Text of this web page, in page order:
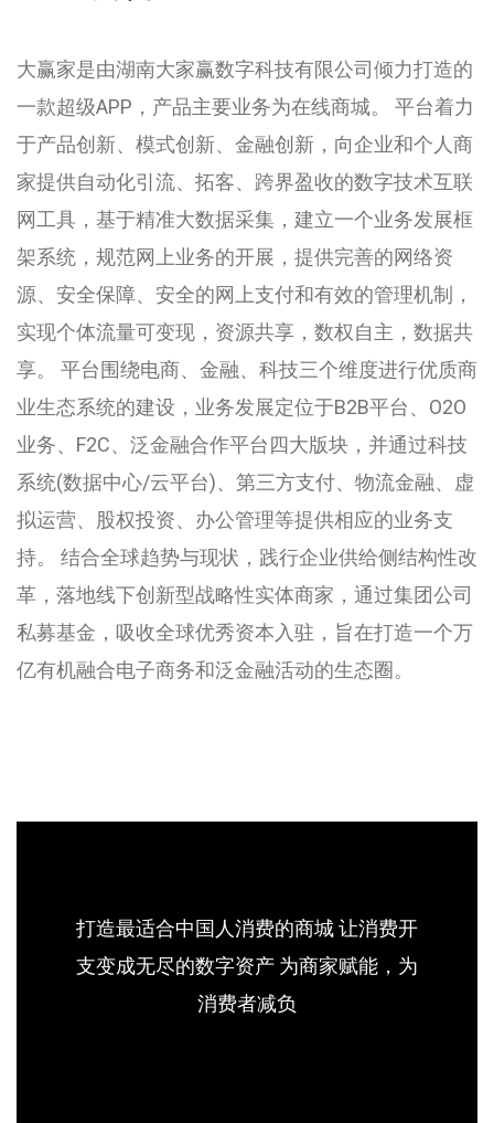
大赢家是由湖南大家赢数字科技有限公司倾力打造的
一款超级APP，产品主要业务为在线商城。 平台着力
于产品创新、模式创新、金融创新，向企业和个人商
家提供自动化引流、拓客、跨界盈收的数字技术互联
网工具，基于精准大数据采集，建立一个业务发展框
架系统，规范网上业务的开展，提供完善的网络资
源、安全保障、安全的网上支付和有效的管理机制，
实现个体流量可变现，资源共享，数权自主，数据共
享。 平台围绕电商、金融、科技三个维度进行优质商
业生态系统的建设，业务发展定位于B2B平台、O2O
业务、F2C、泛金融合作平台四大版块，并通过科技
系统(数据中心/云平台)、第三方支付、物流金融、虚
拟运营、股权投资、办公管理等提供相应的业务支
持。 结合全球趋势与现状，践行企业供给侧结构性改
革，落地线下创新型战略性实体商家，通过集团公司
私募基金，吸收全球优秀资本入驻，旨在打造一个万
亿有机融合电子商务和泛金融活动的生态圈。
打造最适合中国人消费的商城 让消费开
支变成无尽的数字资产 为商家赋能，为
消费者减负